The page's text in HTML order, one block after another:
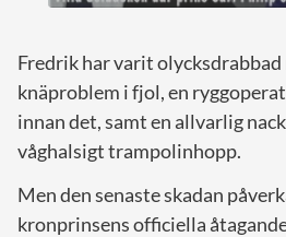
Fredrik har varit
knäproblem i fjol, en
innan det, samt en allvarlig
våghalsigt trampolinhopp.
Men den senaste skadan
kronprinsens officiella